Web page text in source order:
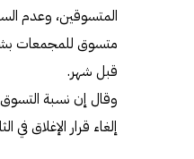
المتسوقين، وعدم
متسوق للمجمعات
قبل شهر.
إلغاء قرار الإغلاق في